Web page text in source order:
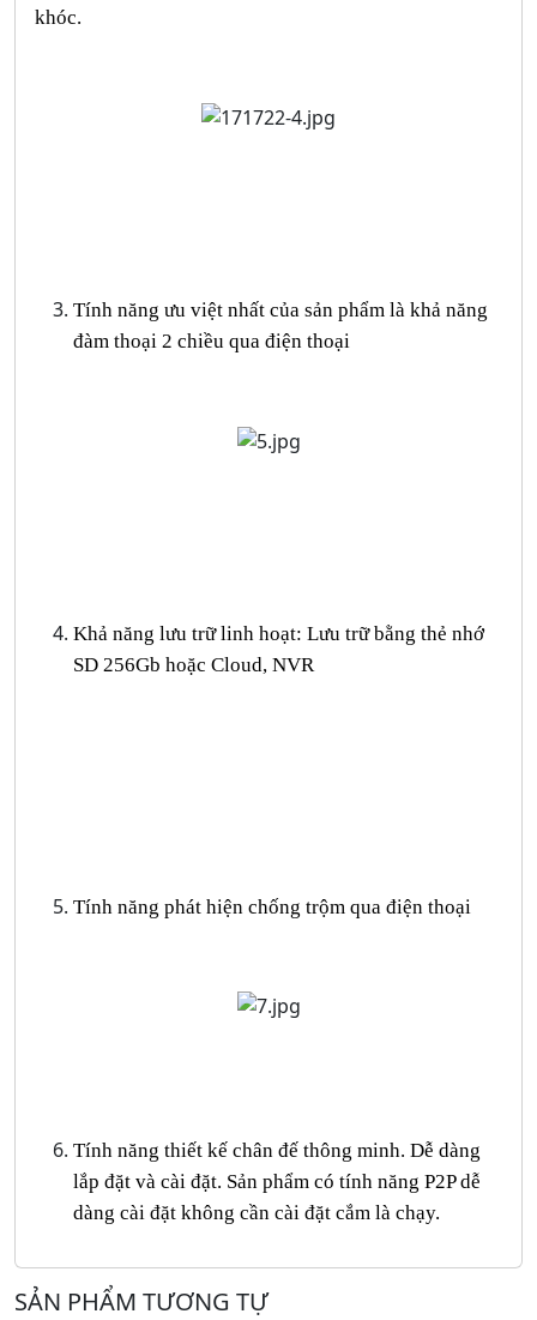
khóc.
Tính năng ưu việt nhất của sản phẩm là khả năng
đàm thoại 2 chiều qua điện thoại
Khả năng lưu trữ linh hoạt: Lưu trữ bằng thẻ nhớ
SD 256Gb hoặc Cloud, NVR
Tính năng phát hiện chống trộm qua điện thoại
Tính năng thiết kế chân đế thông minh. Dễ dàng
lắp đặt và cài đặt. Sản phẩm có tính năng P2P dễ
dàng cài đặt không cần cài đặt cắm là chạy.
SẢN PHẨM TƯƠNG TỰ